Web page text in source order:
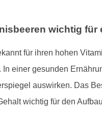
wichtig für
für ihren hohen
In einer gesunden
auswirken. Das
wichtig für den